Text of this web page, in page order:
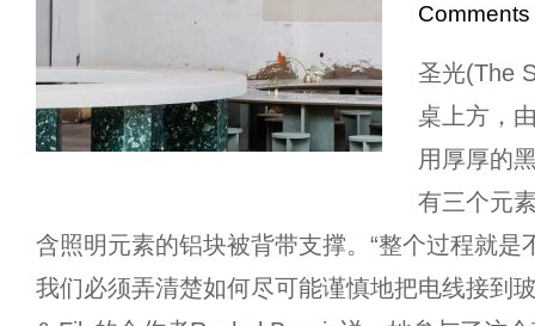
Comments
圣光(The
桌上方，
用厚厚的
有三个元
含照明元素的铝块被背带支撑。“整个过程就是
我们必须弄清楚如何尽可能谨慎地把电线接到